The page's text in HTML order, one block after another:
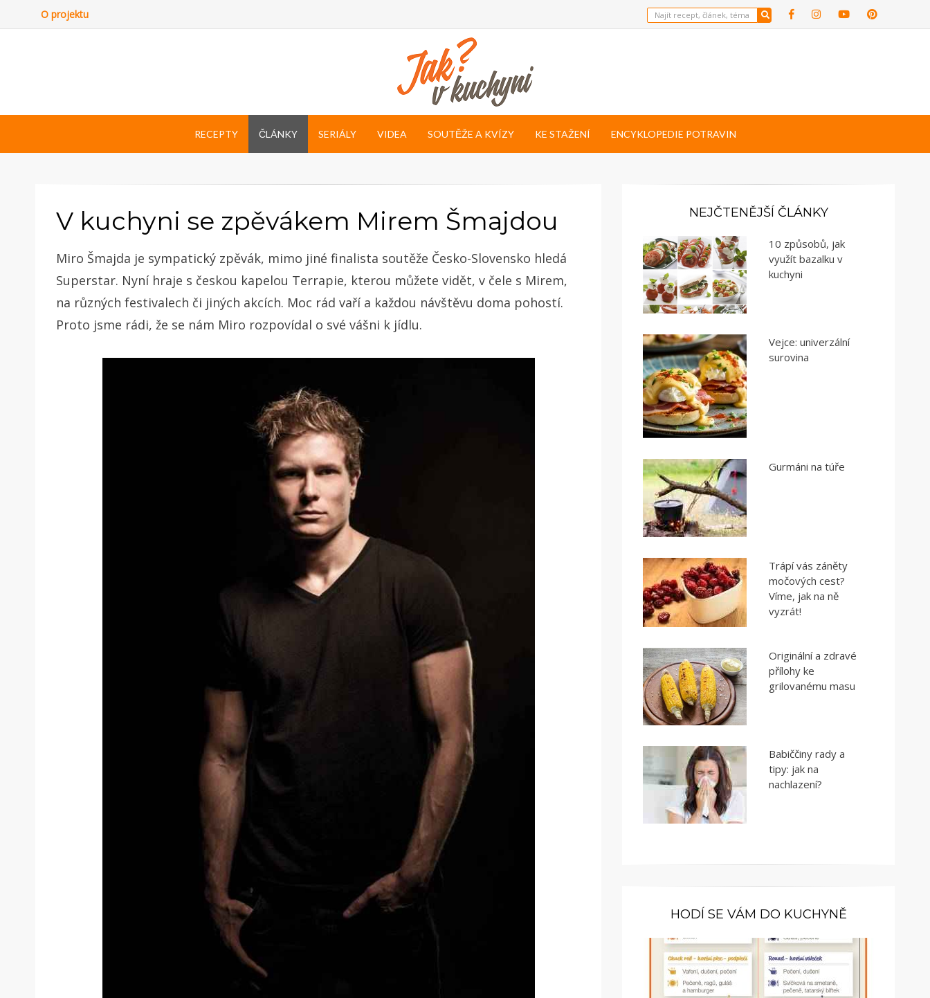
O projektu
RECEPTY ČLÁNKY SERIÁLY VIDEA SOUTĚŽE A KVÍZY KE STAŽENÍ ENCYKLOPEDIE POTRAVIN
V kuchyni se zpěvákem Mirem Šmajdou
Miro Šmajda je sympatický zpěvák, mimo jiné finalista soutěže Česko-Slovensko hledá
Superstar. Nyní hraje s českou kapelou Terrapie, kterou můžete vidět, v čele s Mirem,
na různých festivalech či jiných akcích. Moc rád vaří a každou návštěvu doma pohostí.
Proto jsme rádi, že se nám Miro rozpovídal o své vášni k jídlu.
NEJČTENĚJŠÍ ČLÁNKY
10 způsobů, jak
využít bazalku v
kuchyni
Vejce: univerzální
surovina
Gurmáni na túře
Trápí vás záněty
močových cest?
Víme, jak na ně
vyzrát!
Originální a zdravé
přílohy ke
grilovanému masu
Babiččiny rady a
tipy: jak na
nachlazení?
HODÍ SE VÁM DO KUCHYNĚ